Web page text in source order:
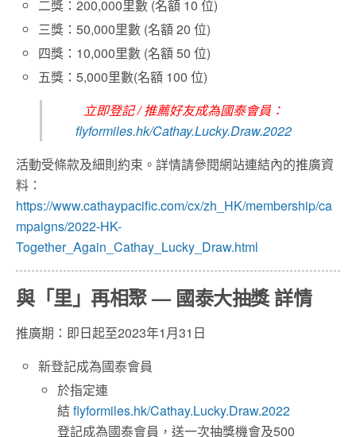
二獎：200,000里數 (名額 10 位)
三獎：50,000里數 (名額 20 位)
四獎：10,000里數 (名額 50 位)
五獎：5,000里數(名額 100 位)
立即登記 / 推薦好友成為國泰會員：
flyformiles.hk/Cathay.Lucky.Draw.2022
活動受條款及細則約束。詳情請參閱網站連結內的推廣資
料：
https://www.cathaypacific.com/cx/zh_HK/membership/ca
mpaigns/2022-HK-
Together_Again_Cathay_Lucky_Draw.html
與「里」再相聚 — 國泰大抽獎 詳情
推廣期：即日起至2023年1月31日
新登記成為國泰會員
於指定連
結flyformiles.hk/Cathay.Lucky.Draw.2022
登記成為國泰會員，送一次抽獎機會及500